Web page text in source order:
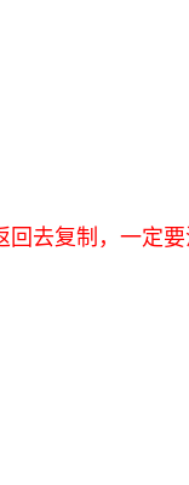
去复制，一定